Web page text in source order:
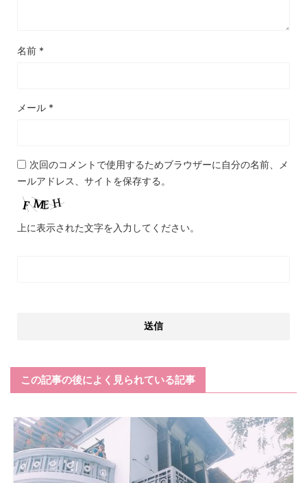
名前 *
メール *
次回のコメントで使用するためブラウザーに自分の名前、メ
ールアドレス、サイトを保存する。
上に表示された文字を入力してください。
この記事の後によく見られている記事